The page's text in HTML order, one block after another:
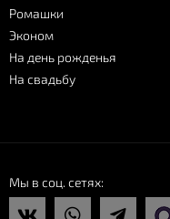
Ромашки
Эконом
На день рожденья
На свадьбу
Мы в соц. сетях